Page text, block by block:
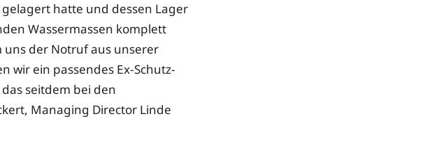
hatte und dessen Lager
Wassermassen komplett
uns der Notruf aus unserer
wir ein passendes Ex-Schutz-
seitdem bei den
Managing Director Linde